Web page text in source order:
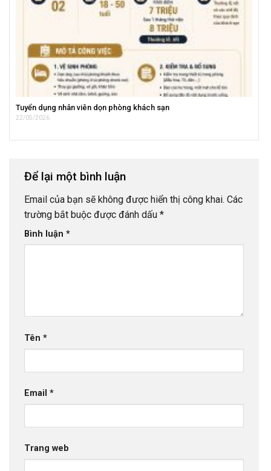
Tuyển dụng nhân viên dọn phòng khách sạn
22/05/2026
Để lại một bình luận
Email của bạn sẽ không được hiển thị công khai. Các
trường bắt buộc được đánh dấu *
Bình luận *
Tên *
Email *
Trang web